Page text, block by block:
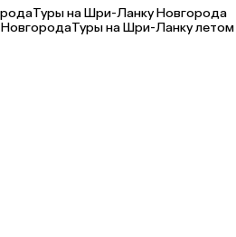
Туры на Шри-Ланку Новгорода
Туры на Шри-Ланку